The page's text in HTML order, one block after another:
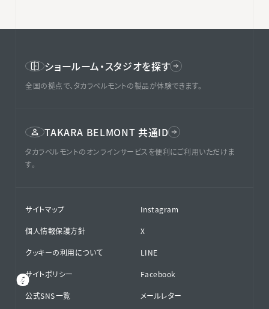
ショールーム・スタジオを探す
全国の拠点で、タカラベルモントの製品が体験できます。
TAKARA BELMONT 共通ID
タカラベルモントのオンラインサービスを便利にご利用いただけま
す。
サイトマップ
個人情報保護方針
クッキーの利用について
サイトポリシー
公式SNS⁨⁩一覧
Instagram
X
LINE
Facebook
メールレター